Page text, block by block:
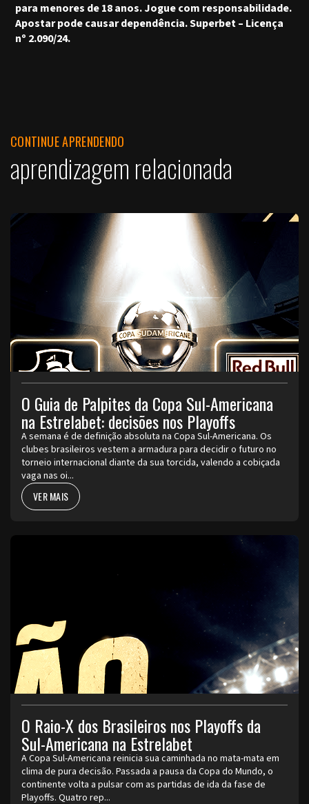
para menores de 18 anos. Jogue com responsabilidade.
Apostar pode causar dependência. Superbet – Licença
nº 2.090/24.
CONTINUE APRENDENDO
aprendizagem relacionada
O Guia de Palpites da Copa Sul-Americana
na Estrelabet: decisões nos Playoffs
A semana é de definição absoluta na Copa Sul-Americana. Os
clubes brasileiros vestem a armadura para decidir o futuro no
torneio internacional diante da sua torcida, valendo a cobiçada
vaga nas oi...
VER MAIS
O Raio-X dos Brasileiros nos Playoffs da
Sul-Americana na Estrelabet
A Copa Sul-Americana reinicia sua caminhada no mata-mata em
clima de pura decisão. Passada a pausa da Copa do Mundo, o
continente volta a pulsar com as partidas de ida da fase de
Playoffs. Quatro rep...